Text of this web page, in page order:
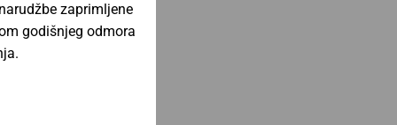
zaprimljene
godišnjeg odmora